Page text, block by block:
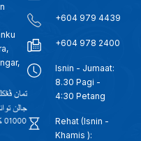
+604 979 4439
+604 978 2400
Isnin - Jumaat:
8.30 Pagi -
4:30 Petang
Rehat (Isnin -
Khamis ):